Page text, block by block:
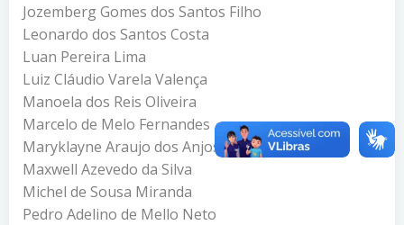
Jozemberg Gomes dos Santos Filho
Leonardo dos Santos Costa
Luan Pereira Lima
Luiz Cláudio Varela Valença
Manoela dos Reis Oliveira
Marcelo de Melo Fernandes
Maryklayne Araujo dos Anjos
Maxwell Azevedo da Silva
Michel de Sousa Miranda
Pedro Adelino de Mello Neto